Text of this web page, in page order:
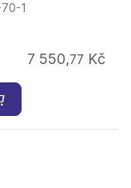
1
7 550,77 Kč